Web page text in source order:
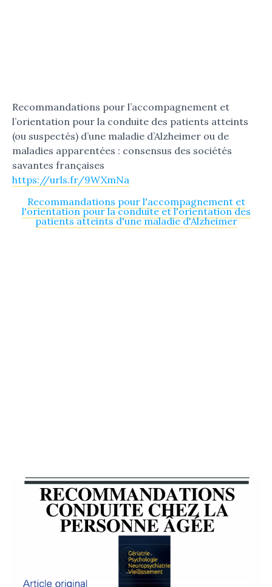
Recommandations pour l’accompagnement et
l’orientation pour la conduite des patients atteints
(ou suspectés) d’une maladie d’Alzheimer ou de
maladies apparentées : consensus des sociétés
savantes françaises
https://urls.fr/9WXmNa
Recommandations pour l'accompagnement et
l'orientation pour la conduite et l'orientation des
patients atteints d'une maladie d'Alzheimer